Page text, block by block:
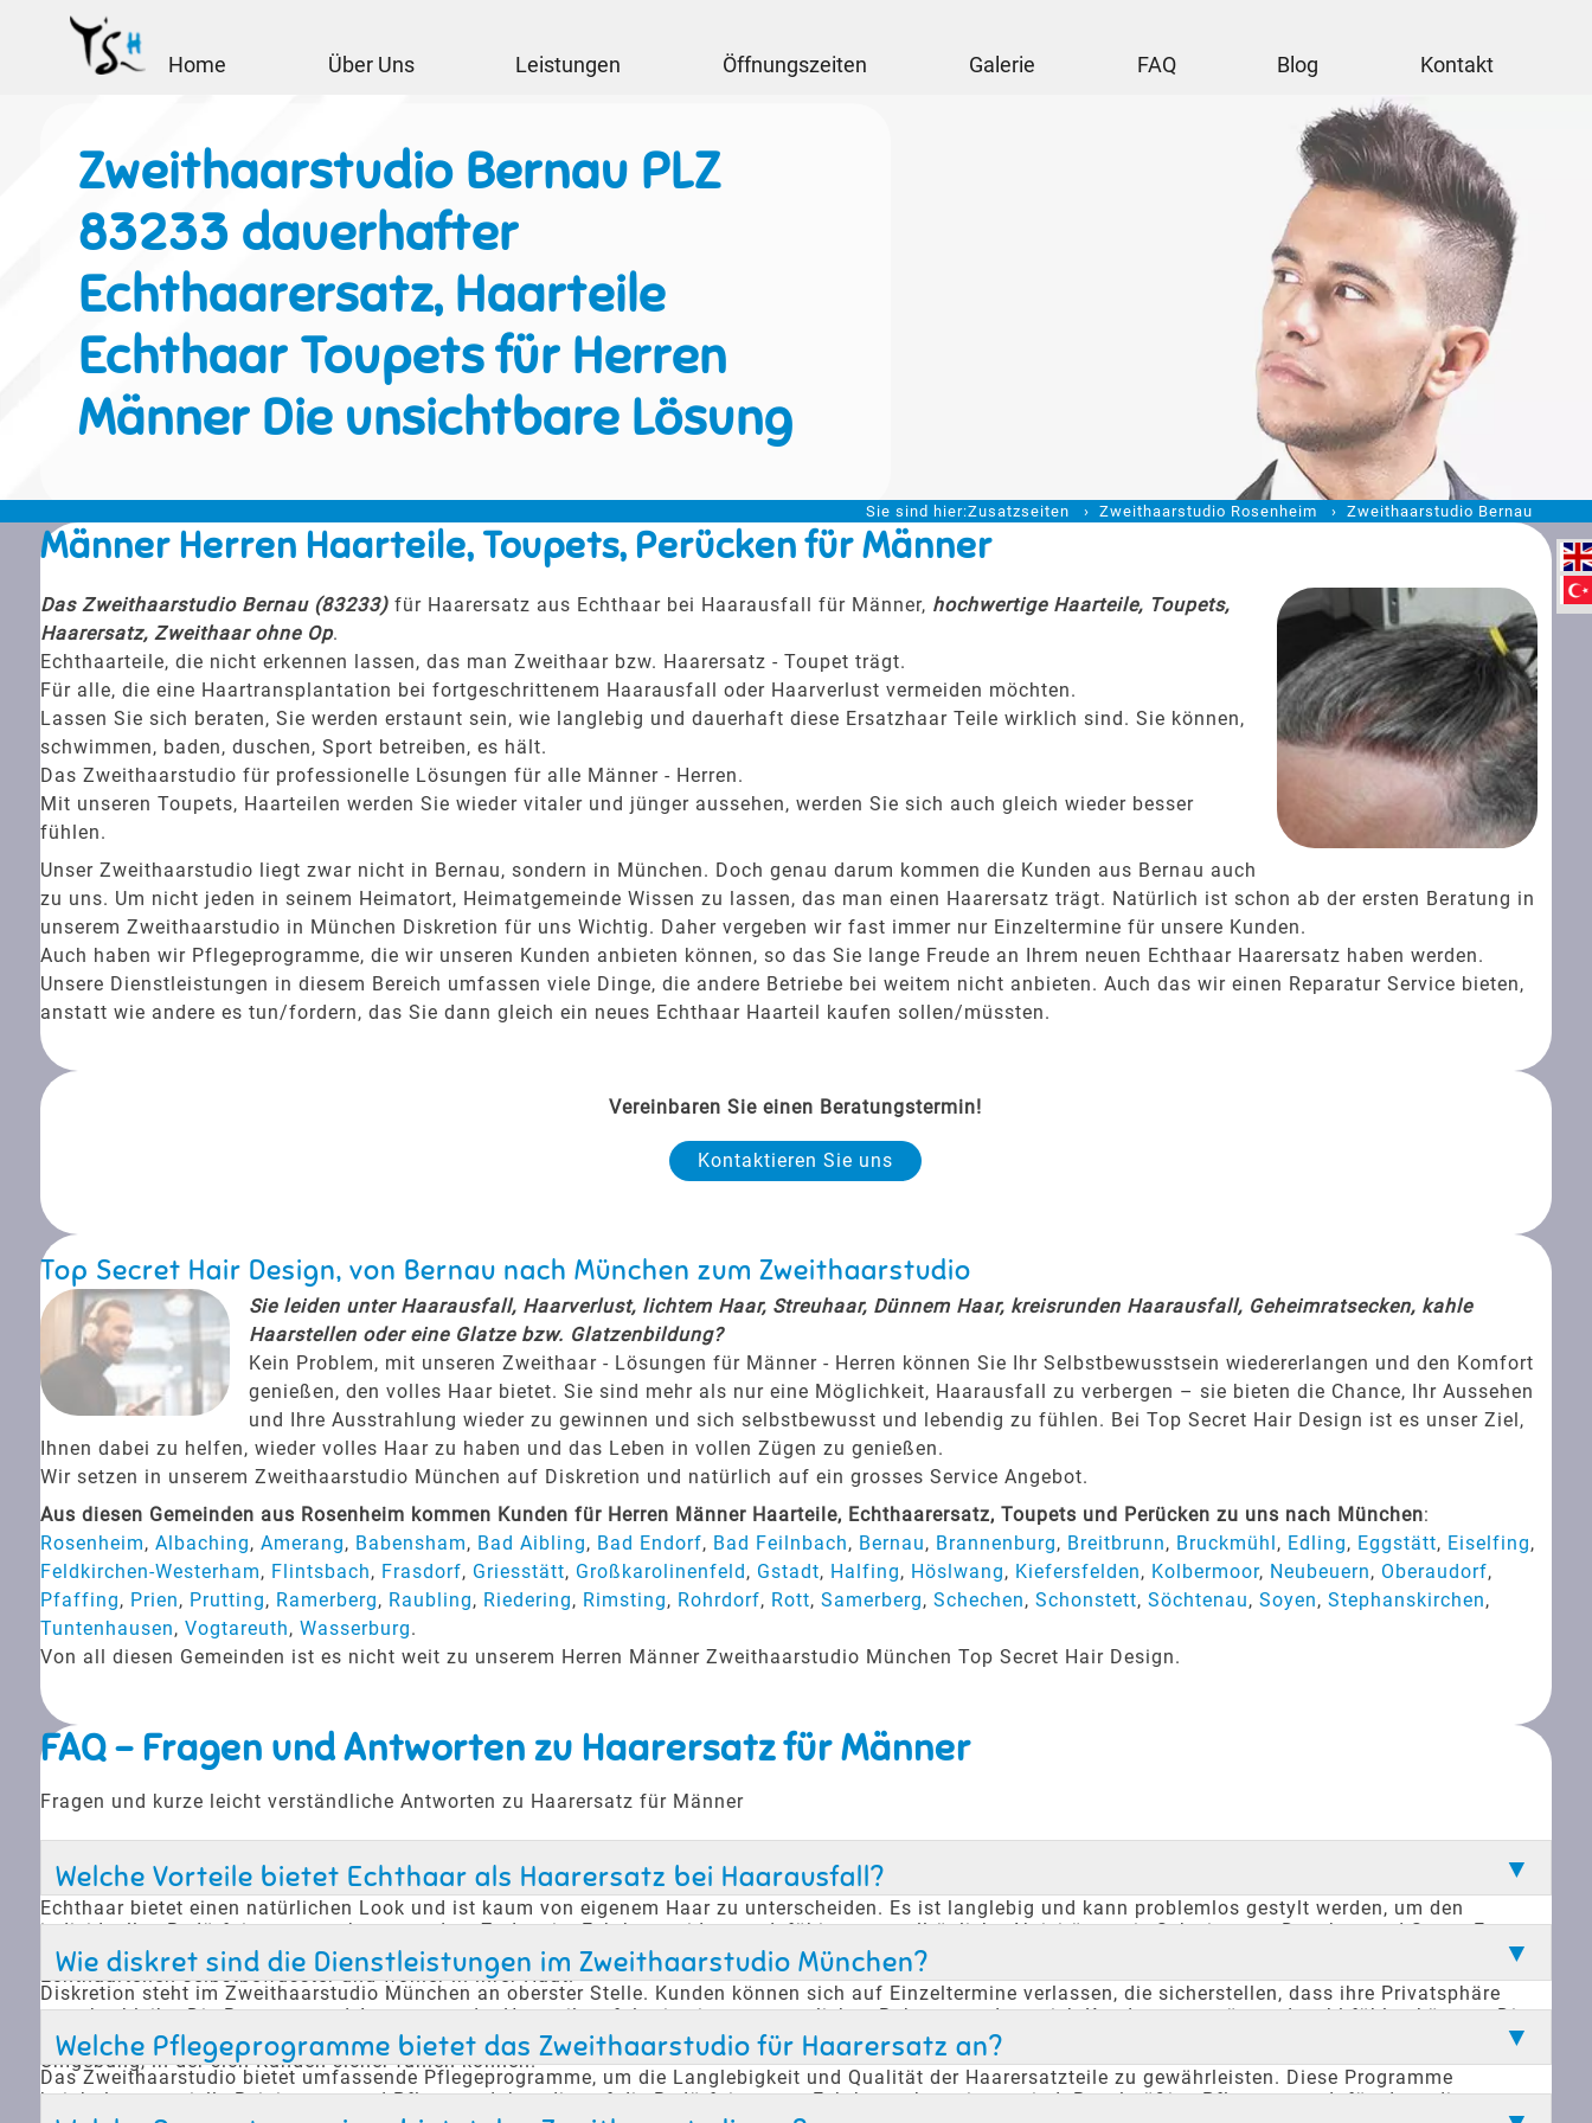
Home Über Uns Leistungen Öffnungszeiten Galerie FAQ Blog Kontakt
Zweithaarstudio Bernau PLZ
83233 dauerhafter
Echthaarersatz, Haarteile
Echthaar Toupets für Herren
Männer Die unsichtbare Lösung
Sie sind hier:Zusatzseiten Zweithaarstudio Rosenheim Zweithaarstudio Bernau
Männer Herren Haarteile, Toupets, Perücken für Männer
Das Zweithaarstudio Bernau (83233)für Haarersatz aus Echthaar bei Haarausfall für Männer, hochwertige Haarteile, Toupets,
Haarersatz, Zweithaar ohne Op.
Echthaarteile, die nicht erkennen lassen, das man Zweithaar bzw. Haarersatz - Toupet trägt.
Für alle, die eine Haartransplantation bei fortgeschrittenem Haarausfall oder Haarverlust vermeiden möchten.
Lassen Sie sich beraten, Sie werden erstaunt sein, wie langlebig und dauerhaft diese Ersatzhaar Teile wirklich sind. Sie können,
schwimmen, baden, duschen, Sport betreiben, es hält.
Das Zweithaarstudio für professionelle Lösungen für alle Männer - Herren.
Mit unseren Toupets, Haarteilen werden Sie wieder vitaler und jünger aussehen, werden Sie sich auch gleich wieder besser
fühlen.
Unser Zweithaarstudio liegt zwar nicht in Bernau, sondern in München. Doch genau darum kommen die Kunden aus Bernau auch
zu uns. Um nicht jeden in seinem Heimatort, Heimatgemeinde Wissen zu lassen, das man einen Haarersatz trägt. Natürlich ist schon ab der ersten Beratung in
unserem Zweithaarstudio in München Diskretion für uns Wichtig. Daher vergeben wir fast immer nur Einzeltermine für unsere Kunden.
Auch haben wir Pflegeprogramme, die wir unseren Kunden anbieten können, so das Sie lange Freude an Ihrem neuen Echthaar Haarersatz haben werden.
Unsere Dienstleistungen in diesem Bereich umfassen viele Dinge, die andere Betriebe bei weitem nicht anbieten. Auch das wir einen Reparatur Service bieten,
anstatt wie andere es tun/fordern, das Sie dann gleich ein neues Echthaar Haarteil kaufen sollen/müssten.
Vereinbaren Sie einen Beratungstermin!
Kontaktieren Sie uns
Top Secret Hair Design, von Bernau nach München zum Zweithaarstudio
Sie leiden unter Haarausfall, Haarverlust, lichtem Haar, Streuhaar, Dünnem Haar, kreisrunden Haarausfall, Geheimratsecken, kahle
Haarstellen oder eine Glatze bzw. Glatzenbildung?
Kein Problem, mit unseren Zweithaar - Lösungen für Männer - Herren können Sie Ihr Selbstbewusstsein wiedererlangen und den Komfort
genießen, den volles Haar bietet. Sie sind mehr als nur eine Möglichkeit, Haarausfall zu verbergen – sie bieten die Chance, Ihr Aussehen
und Ihre Ausstrahlung wieder zu gewinnen und sich selbstbewusst und lebendig zu fühlen. Bei Top Secret Hair Design ist es unser Ziel,
Ihnen dabei zu helfen, wieder volles Haar zu haben und das Leben in vollen Zügen zu genießen.
Wir setzen in unserem Zweithaarstudio München auf Diskretion und natürlich auf ein grosses Service Angebot.
Aus diesen Gemeinden aus Rosenheim kommen Kunden für Herren Männer Haarteile, Echthaarersatz, Toupets und Perücken zu uns nach München:
Rosenheim, Albaching, Amerang, Babensham, Bad Aibling, Bad Endorf, Bad Feilnbach, Bernau, Brannenburg, Breitbrunn, Bruckmühl, Edling, Eggstätt, Eiselfing,
Feldkirchen-Westerham, Flintsbach, Frasdorf, Griesstätt, Großkarolinenfeld, Gstadt, Halfing, Höslwang, Kiefersfelden, Kolbermoor, Neubeuern, Oberaudorf,
Pfaffing, Prien, Prutting, Ramerberg, Raubling, Riedering, Rimsting, Rohrdorf, Rott, Samerberg, Schechen, Schonstett, Söchtenau, Soyen, Stephanskirchen,
Tuntenhausen, Vogtareuth, Wasserburg.
Von all diesen Gemeinden ist es nicht weit zu unserem Herren Männer Zweithaarstudio München Top Secret Hair Design.
FAQ - Fragen und Antworten zu Haarersatz für Männer
Fragen und kurze leicht verständliche Antworten zu Haarersatz für Männer
Welche Vorteile bietet Echthaar als Haarersatz bei Haarausfall?
Echthaar bietet einen natürlichen Look und ist kaum von eigenem Haar zu unterscheiden. Es ist langlebig und kann problemlos gestylt werden, um den
individuellen Bedürfnissen gerecht zu werden. Zudem ist Echthaar widerstandsfähig gegen alltägliche Aktivitäten wie Schwimmen, Duschen und Sport. Es
bietet eine komfortable und diskrete Lösung für Männer, die unter Haarausfall leiden. Durch die hohe Qualität und die natürliche Optik fühlen sich Träger von
Echthaarteilen selbstbewusster und wohler in ihrer Haut.
Wie diskret sind die Dienstleistungen im Zweithaarstudio München?
Diskretion steht im Zweithaarstudio München an oberster Stelle. Kunden können sich auf Einzeltermine verlassen, die sicherstellen, dass ihre Privatsphäre
gewahrt bleibt. Die Beratung und Anpassung der Haarteile erfolgt in einem vertraulichen Rahmen, sodass sich Kunden ungestört und wohl fühlen können. Diese
Diskretion ist besonders wichtig für diejenigen, die nicht möchten, dass ihr Haarersatz in ihrem Heimatort bekannt wird. Das Studio bietet eine vertrauensvolle
Umgebung, in der sich Kunden sicher fühlen können.
Welche Pflegeprogramme bietet das Zweithaarstudio für Haarersatz an?
Das Zweithaarstudio bietet umfassende Pflegeprogramme, um die Langlebigkeit und Qualität der Haarersatzteile zu gewährleisten. Diese Programme
beinhalten spezielle Reinigungs- und Pflegeprodukte, die auf die Bedürfnisse von Echthaar abgestimmt sind. Regelmäßige Pflege sorgt dafür, dass die